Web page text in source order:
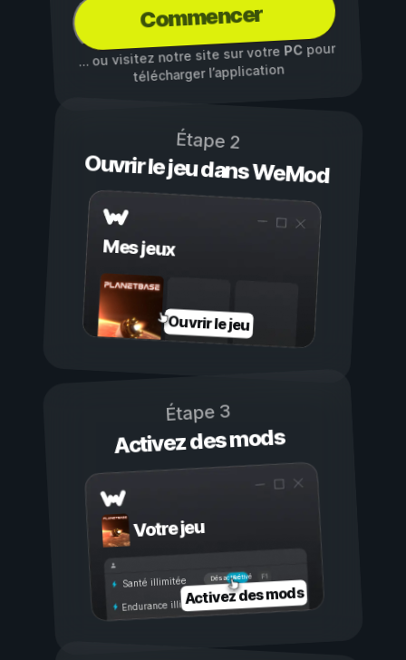
Commencer
… ou visitez notre site sur votre PCpour
télécharger l’application
Étape 2
Ouvrir le jeu dans WeMod
Mes jeux
Ouvrir le jeu
Étape 3
Activez des mods
Votre jeu
Activé
Désactivé
Santé illimitée
Endurance illimitéeActivez des mods